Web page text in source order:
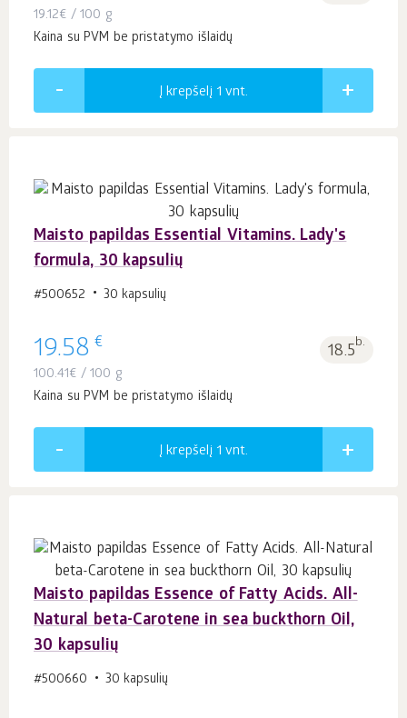
19.12€ / 100 g
Kaina su PVM be pristatymo išlaidų
Į krepšelį 1 vnt.
Maisto papildas Essential Vitamins. Lady's
formula, 30 kapsulių
#500652 30 kapsulių
19.58 € 18.5b.
100.41€ / 100 g
Kaina su PVM be pristatymo išlaidų
Į krepšelį 1 vnt.
Maisto papildas Essence of Fatty Acids. All-
Natural beta-Carotene in sea buckthorn Oil,
30 kapsulių
#500660 30 kapsulių